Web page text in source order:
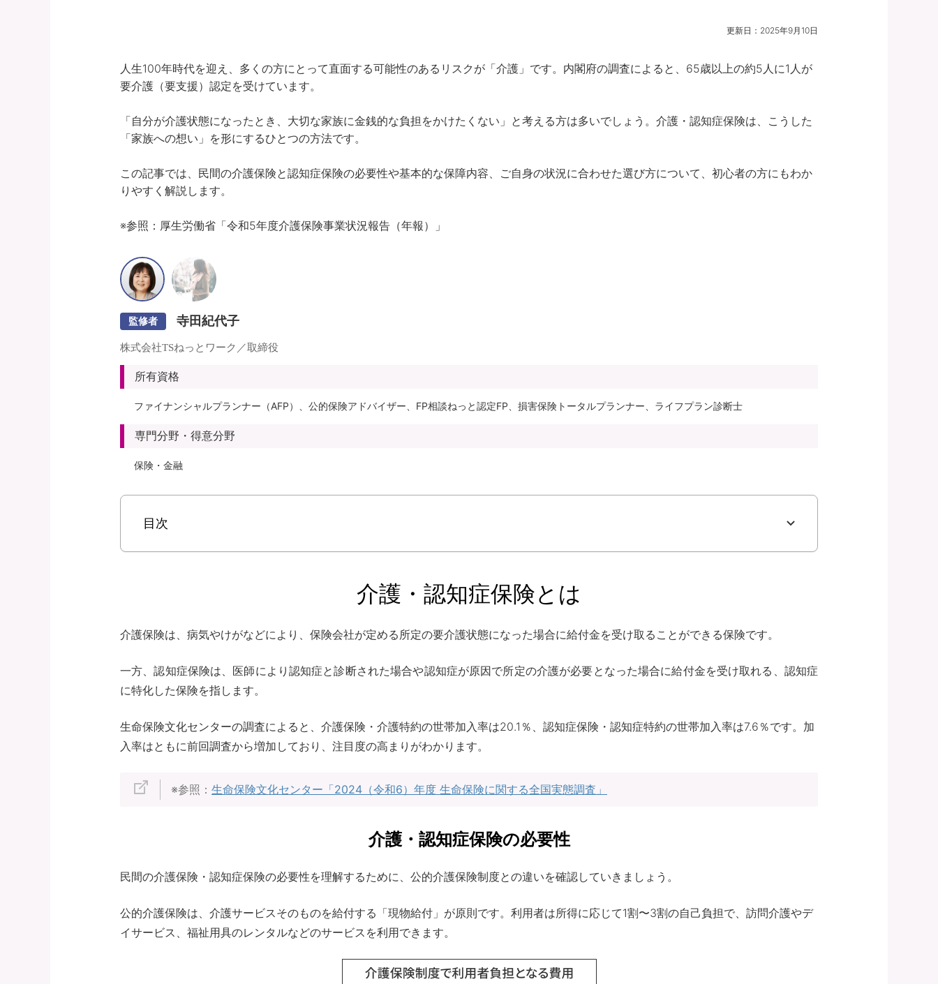
更新日： 2025年9月10日
人生100年時代を迎え、多くの方にとって直面する可能性のあるリスクが「介護」です。内閣府の調査によると、65歳以上の約5人に1人が
要介護（要支援）認定を受けています。
「自分が介護状態になったとき、大切な家族に金銭的な負担をかけたくない」と考える方は多いでしょう。介護・認知症保険は、こうした
「家族への想い」を形にするひとつの方法です。
この記事では、民間の介護保険と認知症保険の必要性や基本的な保障内容、ご自身の状況に合わせた選び方について、初心者の方にもわか
りやすく解説します。
※参照：厚生労働省「令和5年度介護保険事業状況報告（年報）」
監修者 寺田紀代子
株式会社TSねっとワーク／取締役
所有資格
ファイナンシャルプランナー（AFP）、公的保険アドバイザー、FP相談ねっと認定FP、損害保険トータルプランナー、ライフプラン診断士
専門分野・得意分野
保険・金融
目次
介護・認知症保険とは
介護保険は、病気やけがなどにより、保険会社が定める所定の要介護状態になった場合に給付金を受け取ることができる保険です。
一方、認知症保険は、医師により認知症と診断された場合や認知症が原因で所定の介護が必要となった場合に給付金を受け取れる、認知症
に特化した保険を指します。
生命保険文化センターの調査によると、介護保険・介護特約の世帯加入率は20.1％、認知症保険・認知症特約の世帯加入率は7.6％です。加
入率はともに前回調査から増加しており、注目度の高まりがわかります。
※参照： 生命保険文化センター「2024（令和6）年度 生命保険に関する全国実態調査」
介護・認知症保険の必要性
民間の介護保険・認知症保険の必要性を理解するために、公的介護保険制度との違いを確認していきましょう。
公的介護保険は、介護サービスそのものを給付する「現物給付」が原則です。利用者は所得に応じて1割〜3割の自己負担で、訪問介護やデ
イサービス、福祉用具のレンタルなどのサービスを利用できます。